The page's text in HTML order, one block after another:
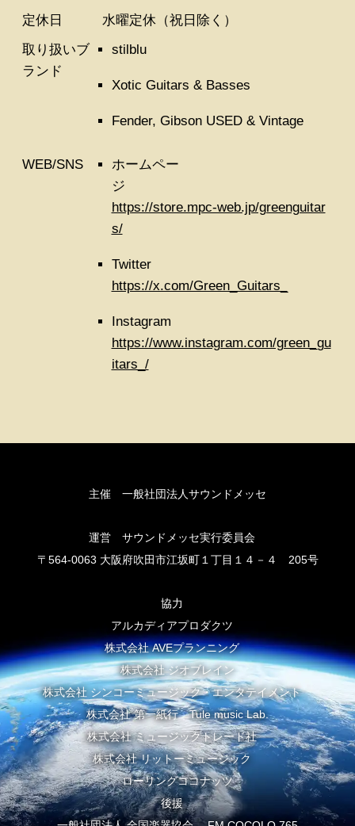
定休日
水曜定休（祝日除く）
取り扱いブ
ランド
stilblu
Xotic Guitars & Basses
Fender, Gibson USED & Vintage
WEB/SNS
ホームペー
ジ
https://store.mpc-web.jp/greenguitar
s/
Twitter
https://x.com/Green_Guitars_
Instagram
https://www.instagram.com/green_gu
itars_/
主催 一般社団法人サウンドメッセ
運営 サウンドメッセ実行委員会
〒564-0063 大阪府吹田市江坂町１丁目１４－４ 205号
協力
アルカディアプロダクツ
株式会社 AVEプランニング
株式会社 ジオブレイン
株式会社 シンコーミュージック・エンタテイメント
株式会社 第一紙行 Tule music Lab.
株式会社 ミュージックトレード社
株式会社 リットーミュージック
ローリングココナッツ
後援